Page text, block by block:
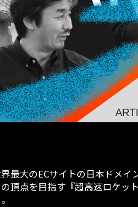
最大のECサイトの日本ドメイ
頂点を目指す『超高速ロケット